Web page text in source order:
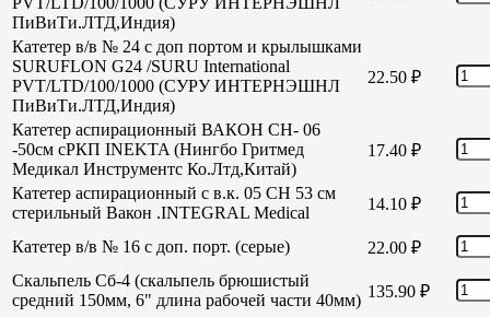
ПиВиТи.ЛТД,Индия)
Катетер в/в № 24 с доп портом и крылышками
SURUFLON G24 /SURU International
PVT/LTD/100/1000 (СУРУ ИНТЕРНЭШНЛ
ПиВиТи.ЛТД,Индия)
22.50 ₽
Катетер аспирационный ВАКОН СН- 06
-50см сРКП INEKTA (Нингбо Гритмед
Медикал Инструментс Ко.Лтд,Китай)
17.40 ₽
Катетер аспирационный с в.к. 05 СН 53 см
стерильный Вакон .INTEGRAL Medical
14.10 ₽
Катетер в/в № 16 с доп. порт. (серые) 22.00 ₽
Скальпель Сб-4 (скальпель брюшистый
средний 150мм, 6" длина рабочей части 40мм) 135.90 ₽